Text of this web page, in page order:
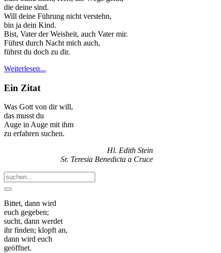
die deine sind.
Will deine Führung nicht verstehn,
bin ja dein Kind.
Bist, Vater der Weisheit, auch Vater mir.
Führst durch Nacht mich auch,
führst du doch zu dir.
Weiterlesen...
Ein Zitat
Was Gott von dir will,
das musst du
Auge in Auge mit ihm
zu erfahren suchen.
Hl. Edith Stein
Sr. Teresia Benedicta a Cruce
Bittet, dann wird
euch gegeben;
sucht, dann werdet
ihr finden; klopft an,
dann wird euch
geöffnet.